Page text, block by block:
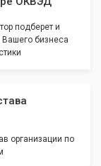
подберет и
бизнеса
организации по